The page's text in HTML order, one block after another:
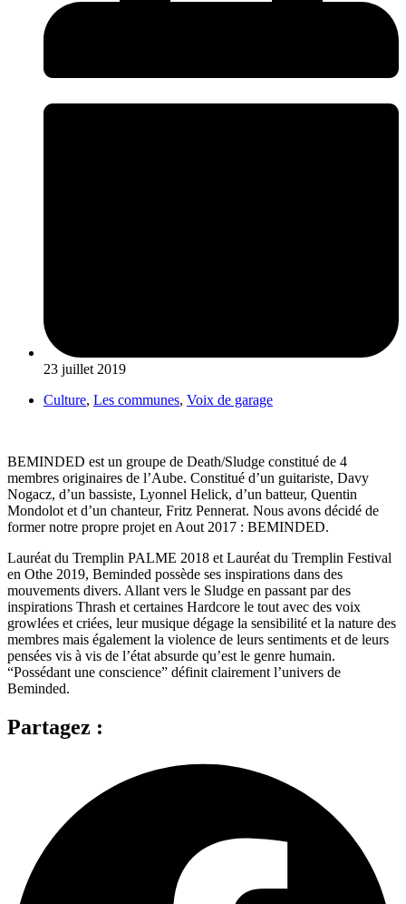
23 juillet 2019
Culture, Les communes, Voix de garage
BEMINDED est un groupe de Death/Sludge constitué de 4
membres originaires de l’Aube. Constitué d’un guitariste, Davy
Nogacz, d’un bassiste, Lyonnel Helick, d’un batteur, Quentin
Mondolot et d’un chanteur, Fritz Pennerat. Nous avons décidé de
former notre propre projet en Aout 2017 : BEMINDED.
Lauréat du Tremplin PALME 2018 et Lauréat du Tremplin Festival
en Othe 2019, Beminded possède ses inspirations dans des
mouvements divers. Allant vers le Sludge en passant par des
inspirations Thrash et certaines Hardcore le tout avec des voix
growlées et criées, leur musique dégage la sensibilité et la nature des
membres mais également la violence de leurs sentiments et de leurs
pensées vis à vis de l’état absurde qu’est le genre humain.
“Possédant une conscience” définit clairement l’univers de
Beminded.
Partagez :